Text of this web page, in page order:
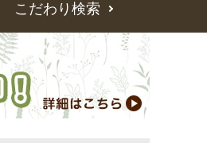
こだわり検索